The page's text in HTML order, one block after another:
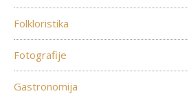
Folkloristika
Fotografije
Gastronomija